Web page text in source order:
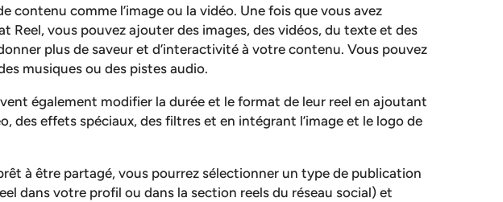
contenu comme l’image ou la vidéo. Une fois que vous avez
Reel, vous pouvez ajouter des images, des vidéos, du texte et des
plus de saveur et d’interactivité à votre contenu. Vous pouvez
musiques ou des pistes audio.
également modifier la durée et le format de leur reel en ajoutant
des effets spéciaux, des filtres et en intégrant l’image et le logo de
à être partagé, vous pourrez sélectionner un type de publication
dans votre profil ou dans la section reels du réseau social) et